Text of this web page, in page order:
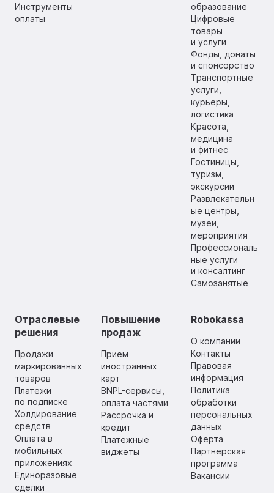
Инструменты
оплаты
образование
Цифровые
товары
и услуги
Фонды, донаты
и спонсорство
Транспортные
услуги,
курьеры,
логистика
Красота,
медицина
и фитнес
Гостиницы,
туризм,
экскурсии
Развлекательн
ые центры,
музеи,
мероприятия
Профессиональ
ные услуги
и консалтинг
Самозанятые
Отраслевые
решения
Продажи
маркированных
товаров
Платежи
по подписке
Холдирование
средств
Оплата в
мобильных
приложениях
Единоразовые
сделки
Повышение
продаж
Прием
иностранных
карт
BNPL-сервисы,
оплата частями
Рассрочка и
кредит
Платежные
виджеты
Robokassa
О компании
Контакты
Правовая
информация
Политика
обработки
персональных
данных
Оферта
Партнерская
программа
Вакансии